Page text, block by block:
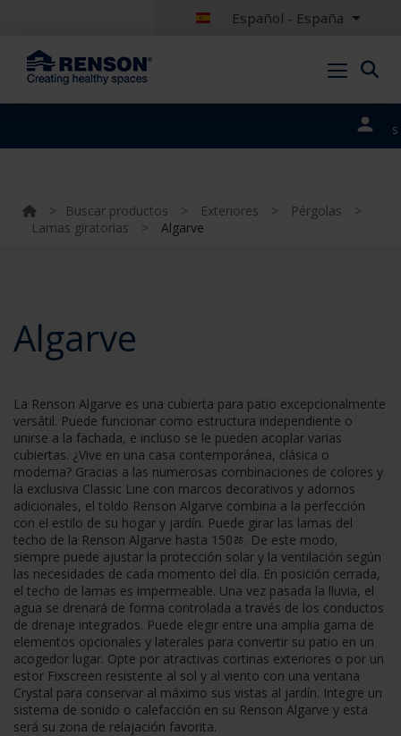
Español - España
portales
> Buscar productos > Exteriores > Pérgolas
>
Lamas giratorias
> Algarve
Algarve
La Renson Algarve es una cubierta para patio excepcionalmente
versátil. Puede funcionar como estructura independiente o
unirse a la fachada, e incluso se le pueden acoplar varias
cubiertas. ¿Vive en una casa contemporánea, clásica o
moderna? Gracias a las numerosas combinaciones de colores y
la exclusiva Classic Line con marcos decorativos y adornos
adicionales, el toldo Renson Algarve combina a la perfección
con el estilo de su hogar y jardín. Puede girar las lamas del
techo de la Renson Algarve hasta 150ﾰ. De este modo,
siempre puede ajustar la protección solar y la ventilación según
las necesidades de cada momento del día. En posición cerrada,
el techo de lamas es impermeable. Una vez pasada la lluvia, el
agua se drenará de forma controlada a través de los conductos
de drenaje integrados. Puede elegir entre una amplia gama de
elementos opcionales y laterales para convertir su patio en un
acogedor lugar. Opte por atractivas cortinas exteriores o por un
estor Fixscreen resistente al sol y al viento con una ventana
Crystal para conservar al máximo sus vistas al jardín. Integre un
sistema de sonido o calefacción en su Renson Algarve y esta
será su zona de relajación favorita.